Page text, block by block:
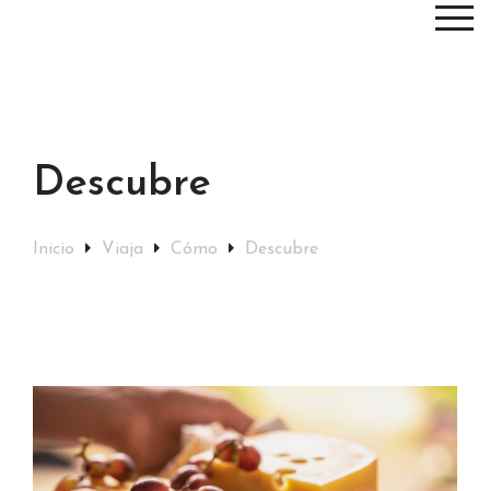
Descubre
Inicio Viaja Cómo Descubre